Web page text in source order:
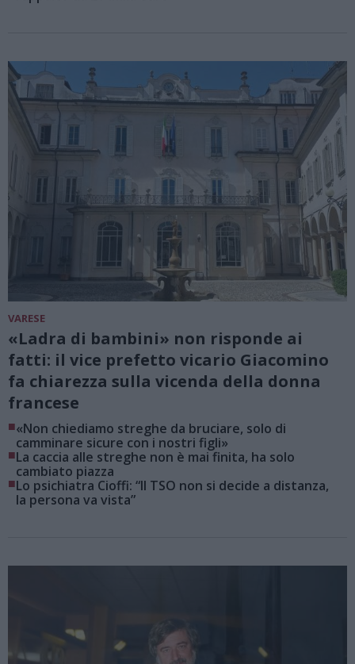
VARESE
«Ladra di bambini» non risponde ai
fatti: il vice prefetto vicario Giacomino
fa chiarezza sulla vicenda della donna
francese
■«Non chiediamo streghe da bruciare, solo di
camminare sicure con i nostri figli»
■La caccia alle streghe non è mai finita, ha solo
cambiato piazza
■Lo psichiatra Cioffi: “Il TSO non si decide a distanza,
la persona va vista”